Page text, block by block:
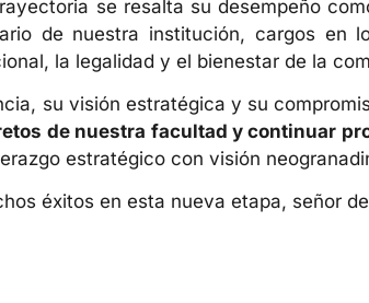
se resalta su desempeño
de nuestra institución, cargos en
la legalidad y el bienestar de la
su visión estratégica y su
de nuestra facultad y continuar
estratégico con visión
éxitos en esta nueva etapa, señor